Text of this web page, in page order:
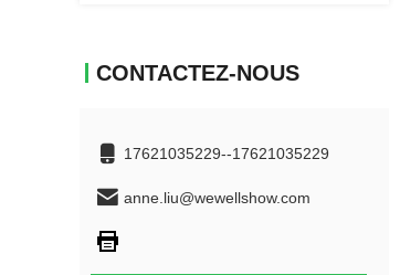
CONTACTEZ-NOUS
17621035229--17621035229
anne.liu@wewellshow.com